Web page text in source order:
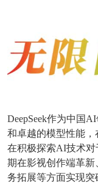
DeepSeek作为中国
和卓越的模型性能
在积极探索AI技术
期在影视创作端革
务拓展等方面实现突